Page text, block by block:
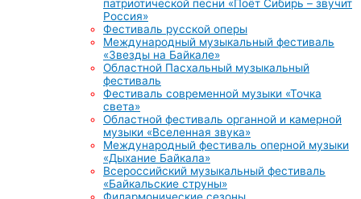
патриотической песни «Поёт Сибирь – звучит
Россия»
Фестиваль русской оперы
Международный музыкальный фестиваль
«Звезды на Байкале»
Областной Пасхальный музыкальный
фестиваль
Фестиваль современной музыки «Точка
света»
Областной фестиваль органной и камерной
музыки «Вселенная звука»
Международный фестиваль оперной музыки
«Дыхание Байкала»
Всероссийский музыкальный фестиваль
«Байкальские струны»
Филармонические сезоны